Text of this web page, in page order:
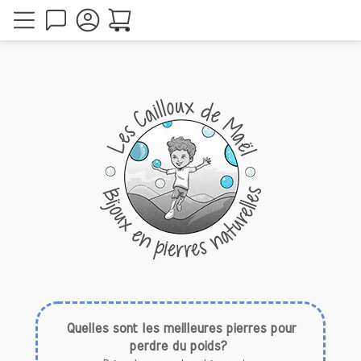
Quelles sont les meilleures pierres pour
perdre du poids?